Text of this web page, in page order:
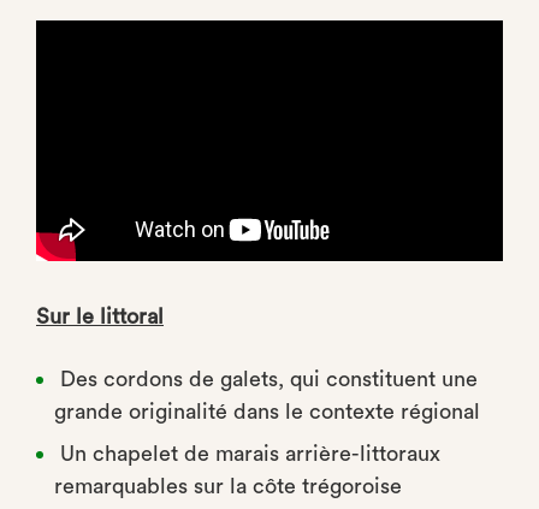
Sur le littoral
Des cordons de galets, qui constituent une
grande originalité dans le contexte régional
Un chapelet de marais arrière-littoraux
remarquables sur la côte trégoroise